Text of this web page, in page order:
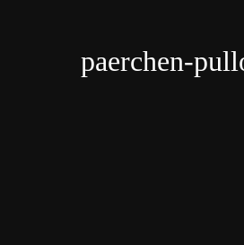
paerchen-